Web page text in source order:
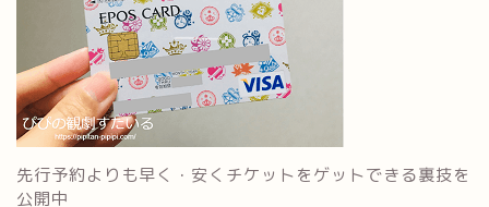
先行予約よりも早く・安くチケットをゲットできる裏技を
公開中